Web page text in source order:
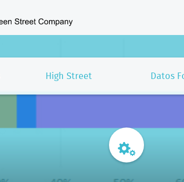
High Street Datos